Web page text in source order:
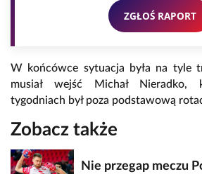
ZGŁOŚ RAPORT
W końcówce sytuacja była na tyle
musiał wejść Michał
tygodniach był poza podstawową
Zobacz także
Nie przegap meczu